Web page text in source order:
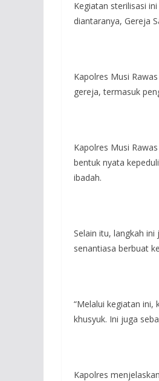
Kegiatan sterilisasi
diantaranya, Gereja
Kapolres Musi
gereja, termasuk
Kapolres Musi
bentuk nyata
ibadah.
Selain itu, langkah
senantiasa berbuat
“Melalui kegiatan
khusyuk. Ini juga
Kapolres